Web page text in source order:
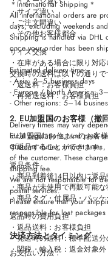
＊International Shipping＊
All international orders are
days, excluding weekends
Shipping is handled via DHL
once your order has been
Estimated delivery time:
- Asia: 2–5 business days
- Europe / North America:
- Other regions: 5–14
Delivery times may vary
local regulations, and peak
Customs duties, import
of the customer. These
shipping fee.
We are not responsible for
postal services.
Please ensure that your
responsible for lost
決済方法とタイミング
お支払い方法：
・サイズ違い
・ご注文間違い
・その他お客様都合
サイズ交換
・在庫がある場合に限り対
交換時の送料は以下の通りで
・返送料：お客様負担
・再発送送料：お客様負担
2. EU加盟国のお客様（撤
EU加盟国にお住まいのお客
ず返品することができます。
返品条件
・商品到着後14日以内に返
・商品が未使用で再販可能
・商品タグ・付属品・パッ
返品時の費用負担
・返品送料：お客様負担
・発送時の送料：標準配送
・関税・輸入税：返金対象外